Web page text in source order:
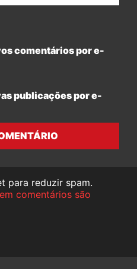
comentários por e-
publicações por e-
para reduzir spam.
comentários são